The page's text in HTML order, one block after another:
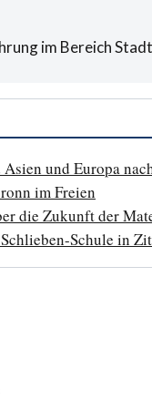
im Bereich
und Europa
im Freien
die Zukunft der
Schule in